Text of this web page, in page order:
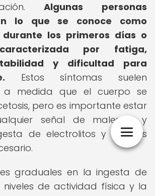
Algunas personas
lo que se conoce como
los primeros días o
por fatiga,
y dificultad para
Estos síntomas suelen
a medida que el cuerpo se
pero es importante estar
señal de malestar y
de electrolitos y líquidos
graduales en la ingesta de
niveles de actividad física y la